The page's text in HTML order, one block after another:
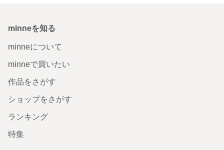
minneを知る
minneについて
minneで買いたい
作品をさがす
ショップをさがす
ランキング
特集